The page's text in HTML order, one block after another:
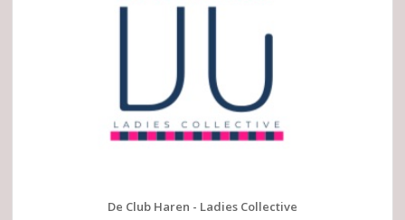
De Club Haren - Ladies Collective